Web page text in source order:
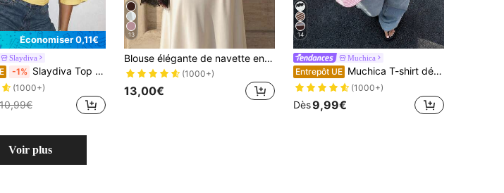
Économiser 0,11€
Slaydiva
-1% Slaydiva Top ample à épaules dénudées, plissé à la taille, blanc. Élégant, romantique, sexy pour fête, date, anniversaire, vacances printemps/été
(1000+)
10,99€
13
Blouse élégante de navette en satin pour femmes, top à col rond avec patchwork de dentelle, manches longues et taille nouée, tissu tissé unicolore avec patchwork de dentelle asymétrique/asymétrique, élégant pour le bureau, le quotidien et les rendez-vous (blanc semi-transparent) noir, sirène de bureau
(1000+)
13,00€
14
Muchica
Entrepôt UE Muchica T-shirt décontracté à manches courtes, col contrasté, tricoté rayé pour femmes
(1000+)
Dès9,99€
Voir plus